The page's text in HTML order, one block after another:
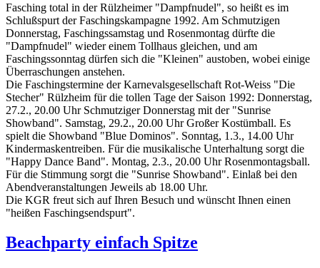
Fasching total in der Rülzheimer "Dampfnudel", so heißt es im
Schlußspurt der Faschingskampagne 1992. Am Schmutzigen
Donnerstag, Faschingssamstag und Rosenmontag dürfte die
"Dampfnudel" wieder einem Tollhaus gleichen, und am
Faschingssonntag dürfen sich die "Kleinen" austoben, wobei einige
Überraschungen anstehen.
Die Faschingstermine der Karnevalsgesellschaft Rot-Weiss "Die
Stecher" Rülzheim für die tollen Tage der Saison 1992: Donnerstag,
27.2., 20.00 Uhr Schmutziger Donnerstag mit der "Sunrise
Showband". Samstag, 29.2., 20.00 Uhr Großer Kostümball. Es
spielt die Showband "Blue Dominos". Sonntag, 1.3., 14.00 Uhr
Kindermaskentreiben. Für die musikalische Unterhaltung sorgt die
"Happy Dance Band". Montag, 2.3., 20.00 Uhr Rosenmontagsball.
Für die Stimmung sorgt die "Sunrise Showband". Einlaß bei den
Abendveranstaltungen Jeweils ab 18.00 Uhr.
Die KGR freut sich auf Ihren Besuch und wünscht Ihnen einen
"heißen Faschingsendspurt".
Beachparty einfach Spitze